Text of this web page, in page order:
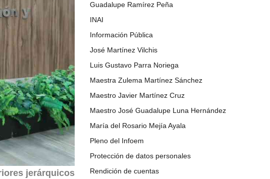
jerárquicos
Guadalupe Ramírez Peña
INAI
Información Pública
José Martínez Vilchis
Luis Gustavo Parra Noriega
Maestra Zulema Martínez Sánchez
Maestro Javier Martínez Cruz
Maestro José Guadalupe Luna Hernández
María del Rosario Mejía Ayala
Pleno del Infoem
Protección de datos personales
Rendición de cuentas